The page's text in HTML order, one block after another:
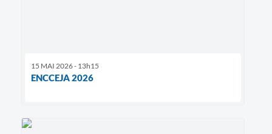
15 MAI 2026 - 13h15
ENCCEJA 2026